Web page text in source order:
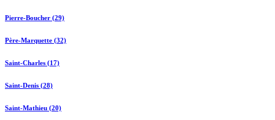
Pierre-Boucher (29)
Père-Marquette (32)
Saint-Charles (17)
Saint-Denis (28)
Saint-Mathieu (20)